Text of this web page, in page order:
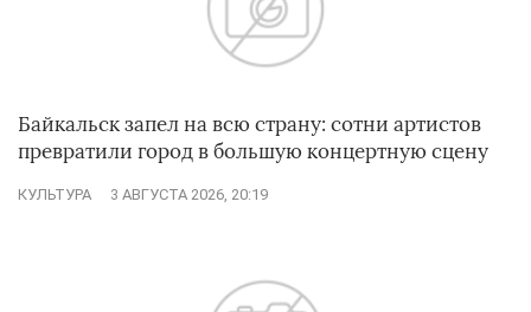
Байкальск запел на всю страну: сотни артистов
превратили город в большую концертную сцену
КУЛЬТУРА 3 АВГУСТА 2026, 20:19